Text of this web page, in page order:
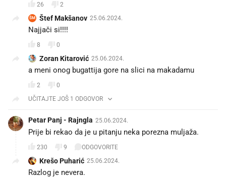
26 2
ŠM Štef Makšanov 25.06.2024.
Najjači si!!!!
8 0
Zoran Kitarović 25.06.2024.
a meni onog bugattija gore na slici na makadamu
2
0
UČITAJTE JOŠ 1 ODGOVOR
Petar Panj - Rajngla 25.06.2024.
Prije bi rekao da je u pitanju neka porezna muljaža.
230 9 ODGOVORITE
Krešo Puharić 25.06.2024.
Razlog je nevera.